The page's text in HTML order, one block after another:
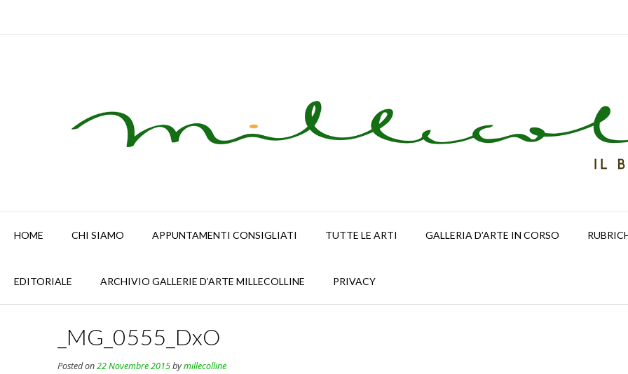
HOME CHI SIAMO APPUNTAMENTI CONSIGLIATI TUTTE LE ARTI GALLERIA D’ARTE IN CORSO
EDITORIALE ARCHIVIO GALLERIE D’ARTE MILLECOLLINE PRIVACY
_MG_0555_DxO
Posted on22 Novembre 2015bymillecolline